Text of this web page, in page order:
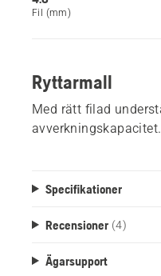
Fil (mm)
Ryttarmall
Med rätt filad
avverkningskapacitet.
Specifikationer
Recensioner (4)
Ägarsupport